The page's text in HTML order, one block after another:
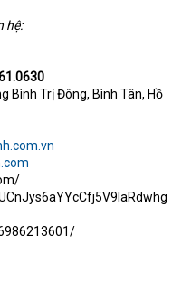
hệ:
Bình Trị Đông, Bình Tân, Hồ